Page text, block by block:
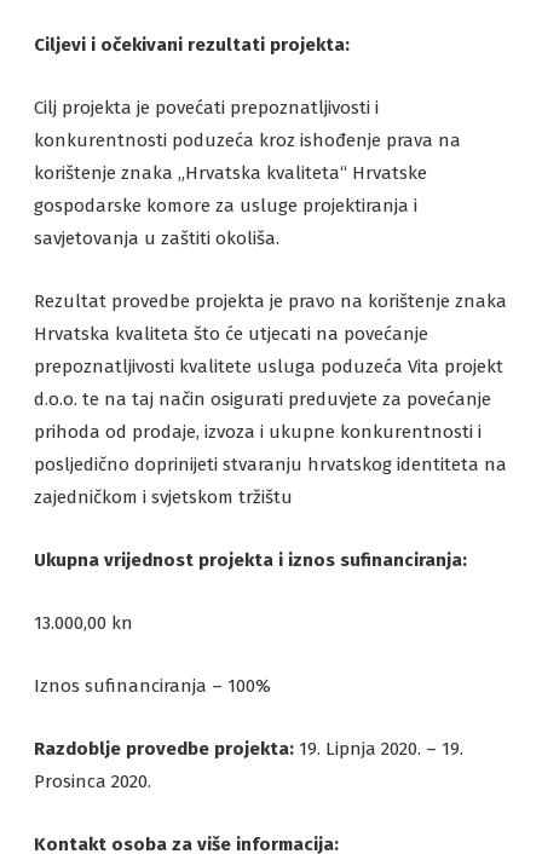
Ciljevi i očekivani rezultati projekta:
Cilj projekta je povećati prepoznatljivosti i
konkurentnosti poduzeća kroz ishođenje prava na
korištenje znaka „Hrvatska kvaliteta“ Hrvatske
gospodarske komore za usluge projektiranja i
savjetovanja u zaštiti okoliša.
Rezultat provedbe projekta je pravo na korištenje znaka
Hrvatska kvaliteta što će utjecati na povećanje
prepoznatljivosti kvalitete usluga poduzeća Vita projekt
d.o.o. te na taj način osigurati preduvjete za povećanje
prihoda od prodaje, izvoza i ukupne konkurentnosti i
posljedično doprinijeti stvaranju hrvatskog identiteta na
zajedničkom i svjetskom tržištu
Ukupna vrijednost projekta i iznos sufinanciranja:
13.000,00 kn
Iznos sufinanciranja – 100%
Razdoblje provedbe projekta: 19. Lipnja 2020. – 19.
Prosinca 2020.
Kontakt osoba za više informacija: